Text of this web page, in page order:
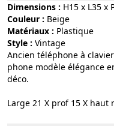
Dimensions : H15 x L35 x
Couleur :
beige
Matériaux :
plastique
Style :
vintage
Ancien téléphone à
phone modèle élégance
déco.
Large 21 X prof 15 X haut